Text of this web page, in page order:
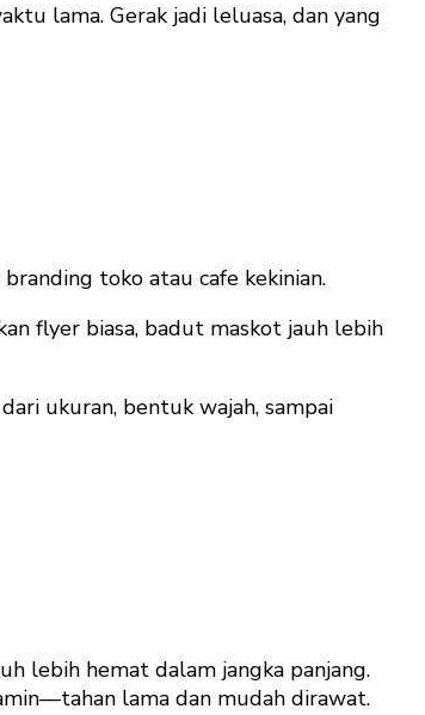
lama. Gerak jadi leluasa, dan yang
toko atau cafe kekinian.
flyer biasa, badut maskot jauh lebih
ukuran, bentuk wajah, sampai
lebih hemat dalam jangka panjang.
lama dan mudah dirawat.